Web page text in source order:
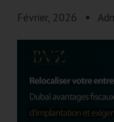
Février, 2026